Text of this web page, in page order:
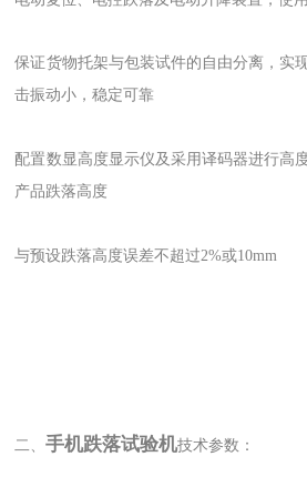
保证货物托架与包装试件的自由分离，实
击振动小，稳定可靠
配置数显高度显示仪及采用译码器进行高
产品跌落高度
与预设跌落高度误差不超过2%或10mm
二、手机跌落试验机技术参数：